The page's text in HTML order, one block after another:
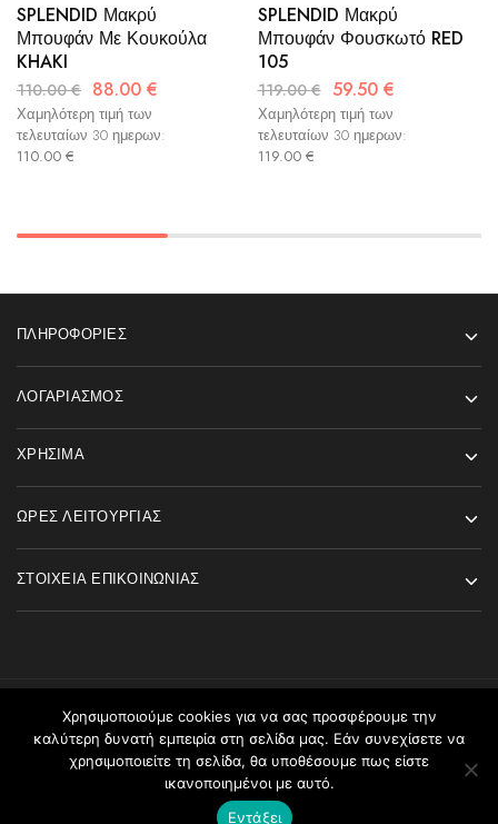
SPLENDID Μακρύ
Μπουφάν Με Κουκούλα
KHAKI
110.00€ 88.00 €
Χαμηλότερη τιμή των
τελευταίων 30 ημερων:
110.00 €
SPLENDID Μακρύ
Μπουφάν Φουσκωτό RED
105
119.00€ 59.50 €
Χαμηλότερη τιμή των
τελευταίων 30 ημερων:
119.00 €
ΠΛΗΡΟΦΟΡΊΕΣ
ΛΟΓΑΡΙΑΣΜΌΣ
ΧΡΉΣΙΜΑ
ΏΡΕΣ ΛΕΙΤΟΥΡΓΊΑΣ
ΣΤΟΙΧΕΊΑ ΕΠΙΚΟΙΝΩΝΊΑΣ
©2026 Angels Fashion All rights reserved
Χρησιμοποιούμε cookies για να σας προσφέρουμε την
καλύτερη δυνατή εμπειρία στη σελίδα μας. Εάν συνεχίσετε να
χρησιμοποιείτε τη σελίδα, θα υποθέσουμε πως είστε
ικανοποιημένοι με αυτό.
Εντάξει